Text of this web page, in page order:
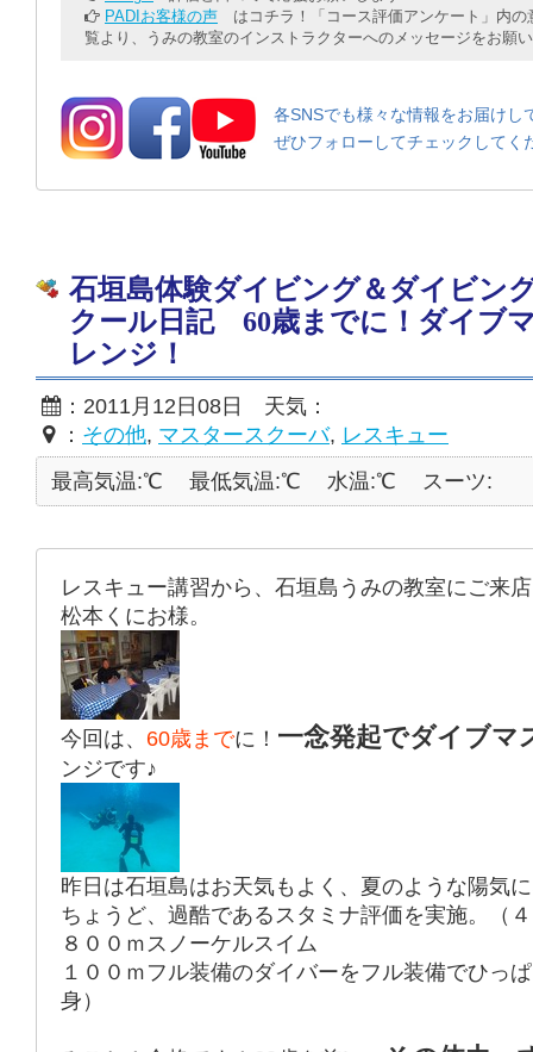
PADIお客様の声 はコチラ！「コース評価アンケート」内の
覧より、うみの教室のインストラクターへのメッセージをお願
各SNSでも様々な情報をお届けし
ぜひフォローしてチェックしてく
石垣島体験ダイビング＆ダイビン
クール日記 60歳までに！ダイブ
レンジ！
：2011月12日08日 天気：
： その他, マスタースクーバ, レスキュー
最高気温:℃
最低気温:℃ 水温:℃ スーツ:
レスキュー講習から、石垣島うみの教室にご来
松本くにお様。
今回は、 60歳までに！ 一念発起でダイブマ
ンジです♪
昨日は石垣島はお天気もよく、夏のような陽気
ちょうど、過酷であるスタミナ評価を実施。（
８００ｍスノーケルスイム
１００ｍフル装備のダイバーをフル装備でひっ
身）